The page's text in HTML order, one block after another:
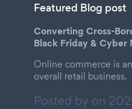
Featured Blog post
Converting Cross-
Black Friday & Cyber
Online commerce is
overall retail business.
Posted by on